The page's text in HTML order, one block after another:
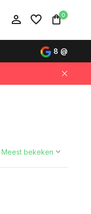
0
Koop nu, betaal
8 @